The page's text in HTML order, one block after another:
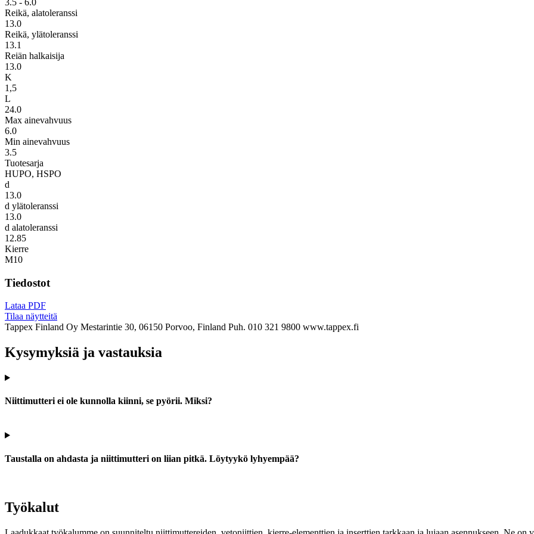
Reikä, alatoleranssi
13.0
Reikä, ylätoleranssi
13.1
Reiän halkaisija
13.0
K
1,5
L
24.0
Max ainevahvuus
6.0
Min ainevahvuus
3.5
Tuotesarja
HUPO, HSPO
d
13.0
d ylätoleranssi
13.0
d alatoleranssi
12.85
Kierre
M10
Tiedostot
Lataa PDF
Tilaa näytteitä
Tappex Finland Oy Mestarintie 30, 06150 Porvoo, Finland Puh. 010 321 9800 www.tappex.fi
Kysymyksiä ja vastauksia
Niittimutteri ei ole kunnolla kiinni, se pyörii. Miksi?
Taustalla on ahdasta ja niittimutteri on liian pitkä. Löytyykö lyhyempää?
Työkalut